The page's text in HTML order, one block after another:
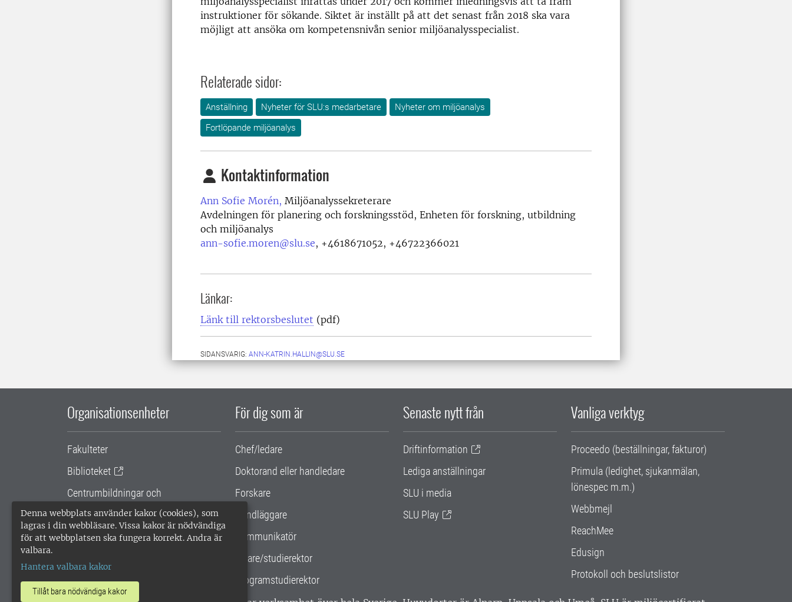
Denna webbplats använder kakor (cookies), som
lagras i din webbläsare. Vissa kakor är nödvändiga
för att webbplatsen ska fungera korrekt. Andra är
valbara.
Hantera valbara kakor
Tillåt bara nödvändiga kakor
instruktioner för sökande. Siktet är inställt på att det senast från 2018 ska vara
möjligt att ansöka om kompetensnivån senior miljöanalysspecialist.
Relaterade sidor:
Anställning Nyheter för SLU:s medarbetare
Nyheter om miljöanalys
Fortlöpande miljöanalys
Kontaktinformation
Ann Sofie Morén, Miljöanalyssekreterare
Avdelningen för planering och forskningsstöd, Enheten för forskning, utbildning
och miljöanalys
ann-sofie.moren@slu.se, +4618671052, +46722366021
Länkar:
Länk till rektorsbeslutet (pdf)
SIDANSVARIG: ANN-KATRIN.HALLIN@SLU.SE
Organisationsenheter
Fakulteter
Biblioteket
Centrumbildningar och
samarbetsprojekt
Gemensamma verksamhetsstödet
För dig som är
Chef/ledare
Doktorand eller handledare
Forskare
Handläggare
Kommunikatör
Lärare/studierektor
Programstudierektor
Senaste nytt från
Driftinformation
Lediga anställningar
SLU i media
SLU Play
Vanliga verktyg
Proceedo (beställningar, fakturor)
Primula (ledighet, sjukanmälan,
lönespec m.m.)
Webbmejl
ReachMee
Edusign
Protokoll och beslutslistor